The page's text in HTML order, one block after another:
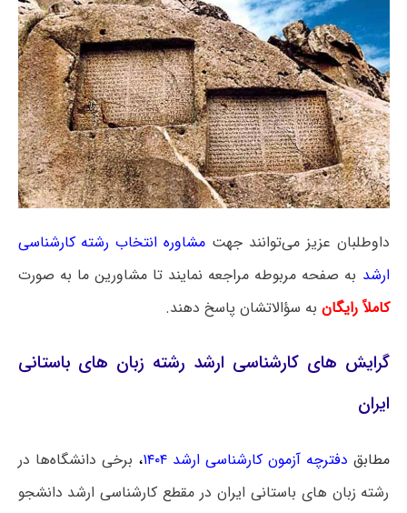
داوطلبان عزیز می‌توانند جهت مشاوره انتخاب رشته کارشناسی
ارشد به صفحه مربوطه مراجعه نمایند تا مشاورین ما به صورت
کاملاً رایگان به سؤالاتشان پاسخ دهند.
گرایش‌ های کارشناسی ارشد رشته زبان های باستانی
ایران
مطابق دفترچه آزمون کارشناسی ارشد ۱۴۰۴ ، برخی دانشگاه‌ها در
رشته زبان های باستانی ایران در مقطع کارشناسی ارشد دانشجو